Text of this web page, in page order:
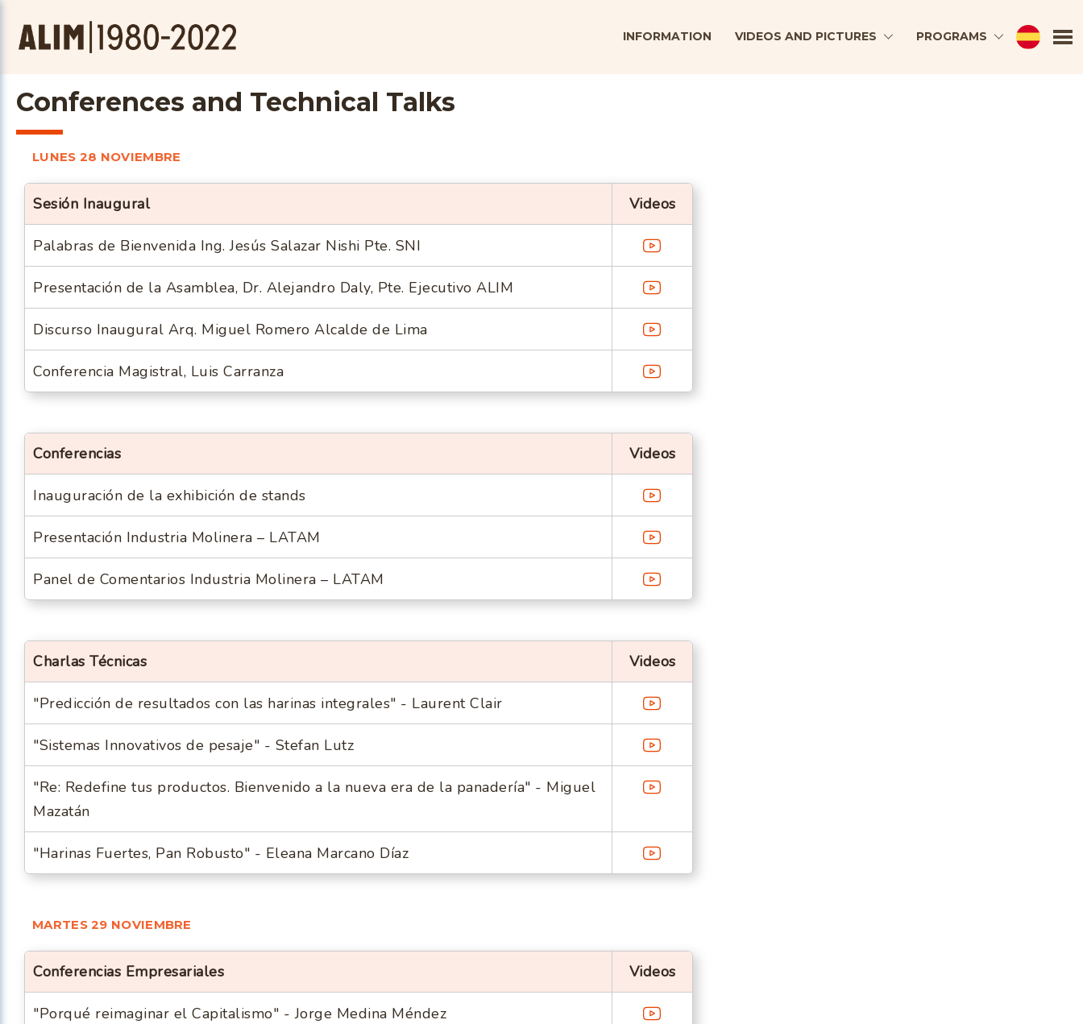
INFORMATION VIDEOS AND PICTURES PROGRAMS
Conferences and Technical Talks
LUNES 28 NOVIEMBRE
Sesión Inaugural Videos
Palabras de Bienvenida Ing. Jesús Salazar Nishi Pte. SNI
Presentación de la Asamblea, Dr. Alejandro Daly, Pte. Ejecutivo ALIM
Discurso Inaugural Arq. Miguel Romero Alcalde de Lima
Conferencia Magistral, Luis Carranza
Conferencias Videos
Inauguración de la exhibición de stands
Presentación Industria Molinera – LATAM
Panel de Comentarios Industria Molinera – LATAM
Charlas Técnicas Videos
"Predicción de resultados con las harinas integrales" - Laurent Clair
"Sistemas Innovativos de pesaje" - Stefan Lutz
"Re: Redefine tus productos. Bienvenido a la nueva era de la panadería" - Miguel
Mazatán
"Harinas Fuertes, Pan Robusto" - Eleana Marcano Díaz
MARTES 29 NOVIEMBRE
Conferencias Empresariales Videos
"Porqué reimaginar el Capitalismo" - Jorge Medina Méndez